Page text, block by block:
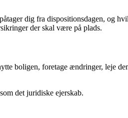
dig fra dispositionsdagen, og
der skal være på plads.
boligen, foretage ændringer, leje
det juridiske ejerskab.